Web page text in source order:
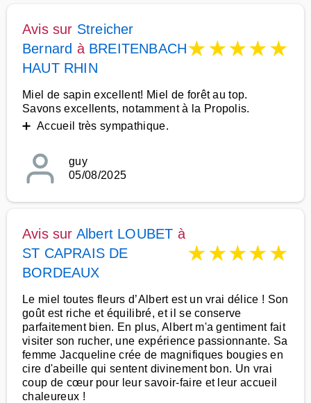
Avis sur Streicher
Bernard à BREITENBACH
HAUT RHIN
★★★★★
Miel de sapin excellent! Miel de forêt au top.
Savons excellents, notamment à la Propolis.
➕ Accueil très sympathique.
guy
05/08/2025
Avis sur Albert LOUBET à
ST CAPRAIS DE
BORDEAUX
★★★★★
Le miel toutes fleurs d’Albert est un vrai délice ! Son
goût est riche et équilibré, et il se conserve
parfaitement bien. En plus, Albert m'a gentiment fait
visiter son rucher, une expérience passionnante. Sa
femme Jacqueline crée de magnifiques bougies en
cire d'abeille qui sentent divinement bon. Un vrai
coup de cœur pour leur savoir-faire et leur accueil
chaleureux !